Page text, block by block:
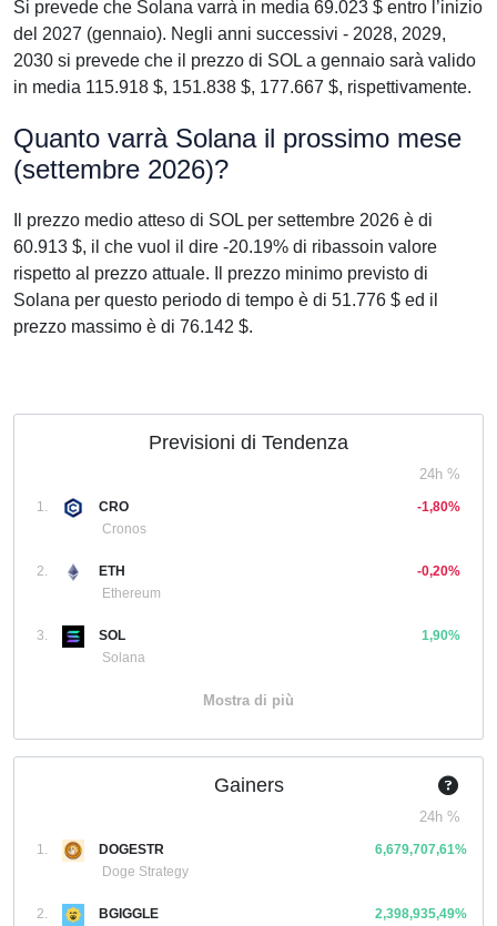
Si prevede che Solana varrà in media 69.023 $ entro l’inizio
del 2027 (gennaio). Negli anni successivi - 2028, 2029,
2030 si prevede che il prezzo di SOL a gennaio sarà valido
in media 115.918 $, 151.838 $, 177.667 $, rispettivamente.
Quanto varrà Solana il prossimo mese
(settembre 2026)?
Il prezzo medio atteso di SOL per settembre 2026 è di
60.913 $, il che vuol il dire -20.19% di ribassoin valore
rispetto al prezzo attuale. Il prezzo minimo previsto di
Solana per questo periodo di tempo è di 51.776 $ ed il
prezzo massimo è di 76.142 $.
Previsioni di Tendenza
24h %
1.
CRO
Cronos
-1,80%
2.
ETH
Ethereum
-0,20%
3.
SOL
Solana
1,90%
Mostra di più
Gainers
24h %
1.
DOGESTR
Doge Strategy
6,679,707,61%
2.
BGIGGLE
2,398,935,49%